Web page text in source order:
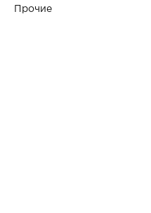
Прочие